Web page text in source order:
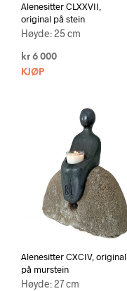
Alenesitter CLXXVII,
original på stein
Høyde: 25 cm
kr 6 000
KJØP
Alenesitter CXCIV, original
på murstein
Høyde: 27 cm